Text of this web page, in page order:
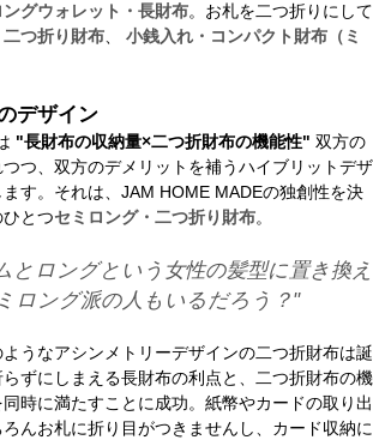
ングウォレット・長財布。お札を二つ折りにして
つ折り財布
小銭入れ・コンパクト財布（ミ
デザイン
"長財布の収納量×二つ折財布の機能性" 双方の
つ、双方のデメリットを補うハイブリットデザ
す。それは、JAM HOME MADEの独創性を決
とつセミロング・二つ折り財布。
とロングという女性の髪型に置き換え
ロング派の人もいるだろう？"
うなアシンメトリーデザインの二つ折財布は誕
ずにしまえる長財布の利点と、二つ折財布の機
時に満たすことに成功。紙幣やカードの取り出
んお札に折り目がつきませんし、カード収納に